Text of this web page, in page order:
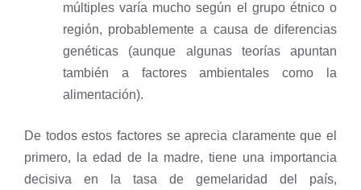
múltiples varía mucho según el grupo étnico o
región, probablemente a causa de diferencias
genéticas (aunque algunas teorías apuntan
también a factores ambientales como la
alimentación).
De todos estos factores se aprecia claramente que el
primero, la edad de la madre, tiene una importancia
decisiva en la tasa de gemelaridad del país,